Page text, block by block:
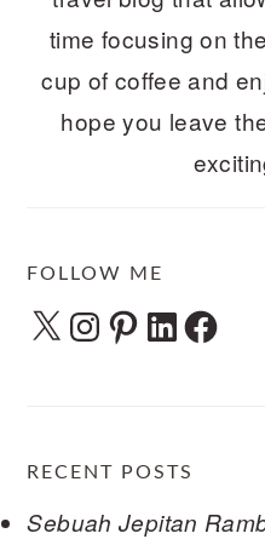
time focusing on
cup of coffee and
hope you leave
FOLLOW ME
X Instagram
Pinterest
LinkedIn
RECENT POSTS
Sebuah Jepitan